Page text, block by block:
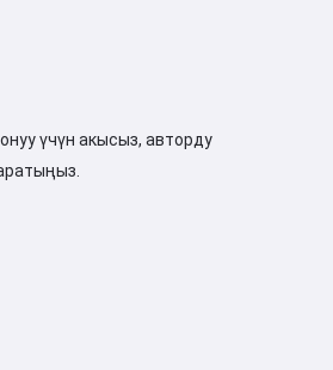
үчүн акысыз, авторду